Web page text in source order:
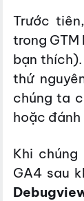
Trước
trong
bạn
thứ
chúng ta
hoặc đánh
Khi
GA4 sau